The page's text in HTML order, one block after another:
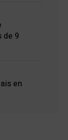
de 9
en